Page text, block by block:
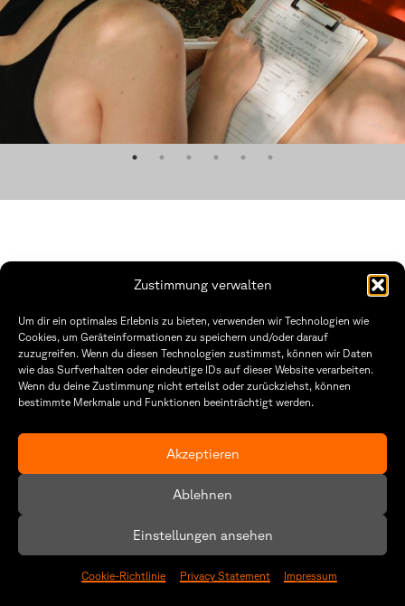
Zustimmung verwalten
Um dir ein optimales Erlebnis zu bieten, verwenden wir Technologien wie
Cookies, um Geräteinformationen zu speichern und/oder darauf
zuzugreifen. Wenn du diesen Technologien zustimmst, können wir Daten
wie das Surfverhalten oder eindeutige IDs auf dieser Website verarbeiten.
Wenn du deine Zustimmung nicht erteilst oder zurückziehst, können
bestimmte Merkmale und Funktionen beeinträchtigt werden.
Akzeptieren
Ablehnen
Einstellungen ansehen
Cookie-Richtlinie Privacy Statement Impressum
THWS | Fakultät Gestaltung Würzburg
Technische Hochschule
Würzburg-Schweinfurt
Sanderheinrichsleitenweg 20
tel: +49 931 35 11 93 02
Öffnungszeiten Dekanat
Montag – Freitag
8:30 – 12:00
8:30 – 15:30
Datenschutzerklärung